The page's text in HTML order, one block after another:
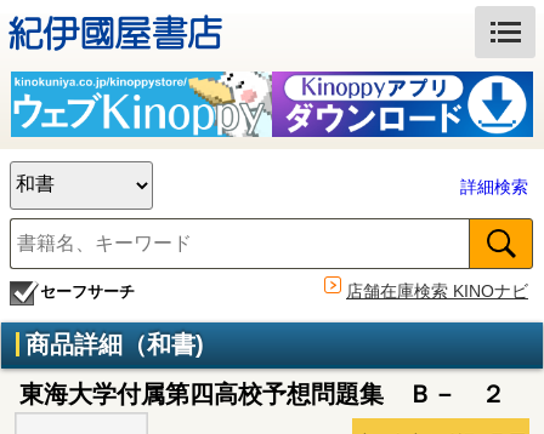
詳細検索
セーフサーチ 店舗在庫検索 KINOナビ
商品詳細（和書)
東海大学付属第四高校予想問題集 Ｂ－ ２